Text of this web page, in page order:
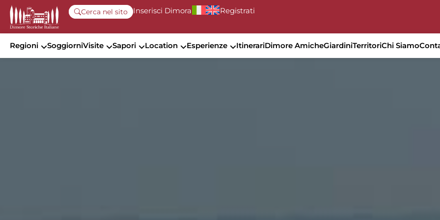
Cerca nel sito Inserisci Dimora Registrati
Regioni SoggiorniVisite Sapori Location Esperienze ItinerariDimore AmicheGiardiniTerritoriChi Siamo